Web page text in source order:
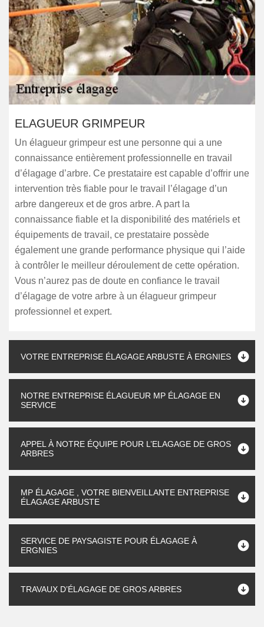
ELAGUEUR GRIMPEUR
Un élagueur grimpeur est une personne qui a une
connaissance entièrement professionnelle en travail
d’élagage d’arbre. Ce prestataire est capable d’offrir une
intervention très fiable pour le travail l’élagage d’un
arbre dangereux et de gros arbre. A part la
connaissance fiable et la disponibilité des matériels et
équipements de travail, ce prestataire possède
également une grande performance physique qui l’aide
à contrôler le meilleur déroulement de cette opération.
Vous n’aurez pas de doute en confiance le travail
d’élagage de votre arbre à un élagueur grimpeur
professionnel et expert.
VOTRE ENTREPRISE ÉLAGAGE ARBUSTE À ERGNIES
NOTRE ENTREPRISE ÉLAGUEUR MP ÉLAGAGE EN
SERVICE
APPEL À NOTRE ÉQUIPE POUR L’ELAGAGE DE GROS
ARBRES
MP ÉLAGAGE , VOTRE BIENVEILLANTE ENTREPRISE
ÉLAGAGE ARBUSTE
SERVICE DE PAYSAGISTE POUR ÉLAGAGE À
ERGNIES
TRAVAUX D’ÉLAGAGE DE GROS ARBRES